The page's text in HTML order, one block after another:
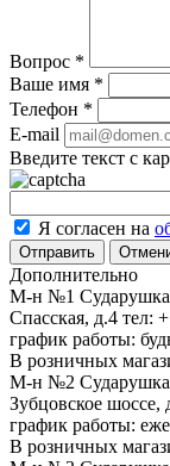
Вопрос *
Ваше имя *
Телефон *
E-mail
Введите текст с
Я согласен на
Дополнительно
М-н №1 Сударушка
Спасская, д.4 тел:
график работы:
В розничных
М-н №2 Cударушка
Зубцовское шоссе,
график работы:
В розничных